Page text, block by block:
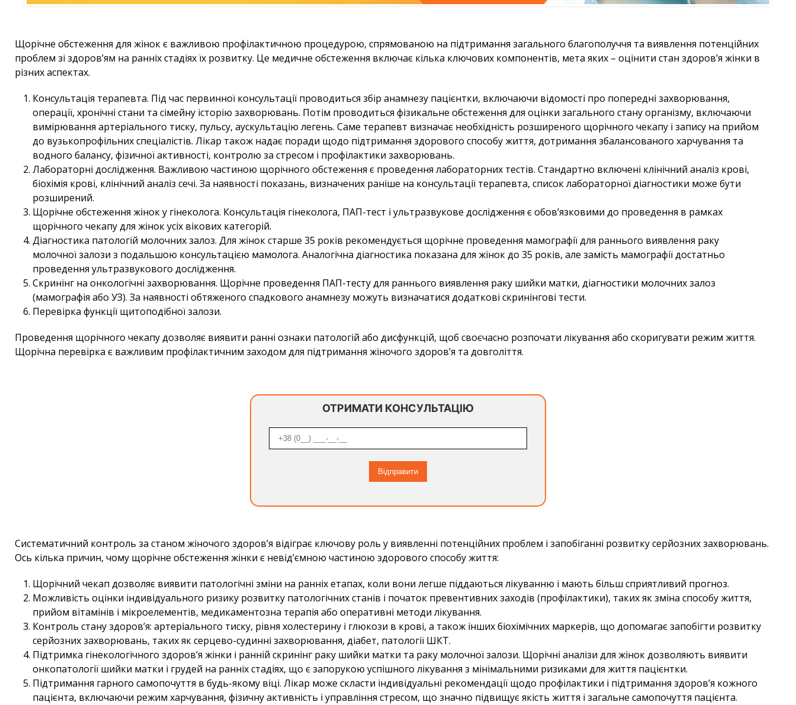
Щорічне обстеження для жінок є важливою профілактичною процедурою, спрямованою на підтримання загального благополуччя та виявлення потенційних
проблем зі здоров’ям на ранніх стадіях їх розвитку. Це медичне обстеження включає кілька ключових компонентів, мета яких – оцінити стан здоров’я жінки в
різних аспектах.
Консультація терапевта. Під час первинної консультації проводиться збір анамнезу пацієнтки, включаючи відомості про попередні захворювання,
операції, хронічні стани та сімейну історію захворювань. Потім проводиться фізикальне обстеження для оцінки загального стану організму, включаючи
вимірювання артеріального тиску, пульсу, аускультацію легень. Саме терапевт визначає необхідність розширеного щорічного чекапу і запису на прийом
до вузькопрофільних спеціалістів. Лікар також надає поради щодо підтримання здорового способу життя, дотримання збалансованого харчування та
водного балансу, фізичної активності, контролю за стресом і профілактики захворювань.
Лабораторні дослідження. Важливою частиною щорічного обстеження є проведення лабораторних тестів. Стандартно включені клінічний аналіз крові,
біохімія крові, клінічний аналіз сечі. За наявності показань, визначених раніше на консультації терапевта, список лабораторної діагностики може бути
розширений.
Щорічне обстеження жінок у гінеколога. Консультація гінеколога, ПАП-тест і ультразвукове дослідження є обов’язковими до проведення в рамках
щорічного чекапу для жінок усіх вікових категорій.
Діагностика патологій молочних залоз. Для жінок старше 35 років рекомендується щорічне проведення мамографії для раннього виявлення раку
молочної залози з подальшою консультацією мамолога. Аналогічна діагностика показана для жінок до 35 років, але замість мамографії достатньо
проведення ультразвукового дослідження.
Скринінг на онкологічні захворювання. Щорічне проведення ПАП-тесту для раннього виявлення раку шийки матки, діагностики молочних залоз
(мамографія або УЗ). За наявності обтяженого спадкового анамнезу можуть визначатися додаткові скринінгові тести.
Перевірка функції щитоподібної залози.
Проведення щорічного чекапу дозволяє виявити ранні ознаки патологій або дисфункцій, щоб своєчасно розпочати лікування або скоригувати режим життя.
Щорічна перевірка є важливим профілактичним заходом для підтримання жіночого здоров’я та довголіття.
ОТРИМАТИ КОНСУЛЬТАЦІЮ
Систематичний контроль за станом жіночого здоров’я відіграє ключову роль у виявленні потенційних проблем і запобіганні розвитку серйозних захворювань.
Ось кілька причин, чому щорічне обстеження жінки є невід’ємною частиною здорового способу життя:
Щорічний чекап дозволяє виявити патологічні зміни на ранніх етапах, коли вони легше піддаються лікуванню і мають більш сприятливий прогноз.
Можливість оцінки індивідуального ризику розвитку патологічних станів і початок превентивних заходів (профілактики), таких як зміна способу життя,
прийом вітамінів і мікроелементів, медикаментозна терапія або оперативні методи лікування.
Контроль стану здоров’я: артеріального тиску, рівня холестерину і глюкози в крові, а також інших біохімічних маркерів, що допомагає запобігти розвитку
серйозних захворювань, таких як серцево-судинні захворювання, діабет, патології ШКТ.
Підтримка гінекологічного здоров’я жінки і ранній скринінг раку шийки матки та раку молочної залози. Щорічні аналізи для жінок дозволяють виявити
онкопатології шийки матки і грудей на ранніх стадіях, що є запорукою успішного лікування з мінімальними ризиками для життя пацієнтки.
Підтримання гарного самопочуття в будь-якому віці. Лікар може скласти індивідуальні рекомендації щодо профілактики і підтримання здоров’я кожного
пацієнта, включаючи режим харчування, фізичну активність і управління стресом, що значно підвищує якість життя і загальне самопочуття пацієнта.